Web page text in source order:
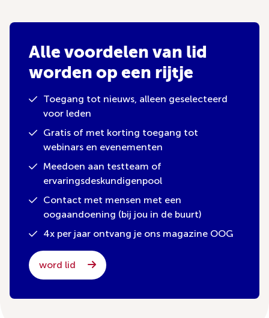
Alle voordelen van lid
worden op een rijtje
Toegang tot nieuws, alleen geselecteerd
voor leden
Gratis of met korting toegang tot
webinars en evenementen
Meedoen aan testteam of
ervaringsdeskundigenpool
Contact met mensen met een
oogaandoening (bij jou in de buurt)
4x per jaar ontvang je ons magazine OOG
word lid